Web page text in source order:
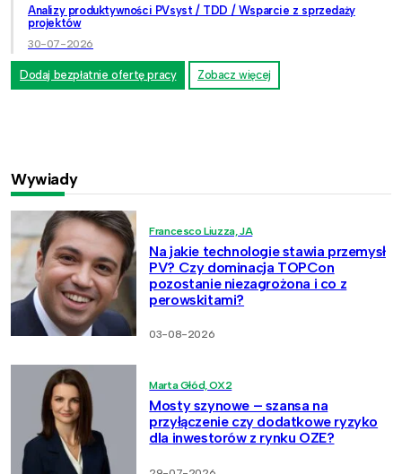
Analizy produktywności PVsyst / TDD / Wsparcie z sprzedaży
projektów
30-07-2026
Dodaj bezpłatnie ofertę pracy Zobacz więcej
Wywiady
Francesco Liuzza, JA
Na jakie technologie stawia przemysł
PV? Czy dominacja TOPCon
pozostanie niezagrożona i co z
perowskitami?
03-08-2026
Marta Głód, OX2
Mosty szynowe – szansa na
przyłączenie czy dodatkowe ryzyko
dla inwestorów z rynku OZE?